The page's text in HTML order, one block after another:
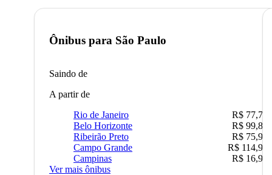
Ônibus para São Paulo
Saindo de
A partir de
Rio de Janeiro
R$ 77,70
Belo Horizonte
R$ 99,89
Ribeirão Preto
R$ 75,90
Campo Grande
R$ 114,90
Campinas
R$ 16,90
Ver mais ônibus